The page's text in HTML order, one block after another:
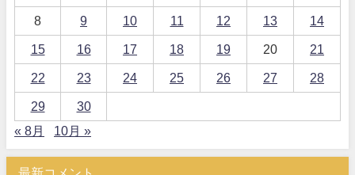
8 9 10 11 12 13 14
15 16 17 18 19 20 21
22 23 24 25 26 27 28
29
30
« 8月
10月 »